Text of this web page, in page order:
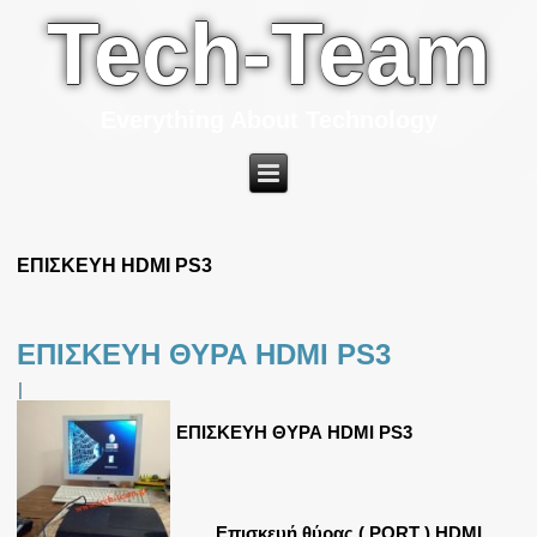
Tech-Team
ΕΠΙΣΚΕΥΗ HDMI PS3
ΕΠΙΣΚΕΥΗ ΘΥΡΑ HDMI PS3
|
ΕΠΙΣΚΕΥΗ ΘΥΡΑ HDMI PS3